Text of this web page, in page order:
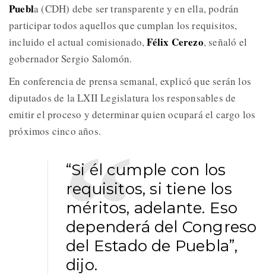
Puebla (CDH) debe ser transparente y en ella, podrán
participar todos aquellos que cumplan los requisitos,
incluido el actual comisionado,Félix Cerezo, señaló el
gobernador Sergio Salomón.
En conferencia de prensa semanal, explicó que serán los
diputados de la LXII Legislatura los responsables de
emitir el proceso y determinar quien ocupará el cargo los
próximos cinco años.
“Si él cumple con los
requisitos, si tiene los
méritos, adelante. Eso
dependerá del Congreso
del Estado de Puebla”,
dijo.